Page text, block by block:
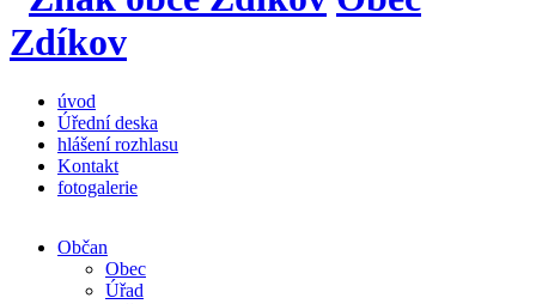
Zdíkov
úvod
Úřední deska
hlášení rozhlasu
Kontakt
fotogalerie
Občan
Obec
Úřad